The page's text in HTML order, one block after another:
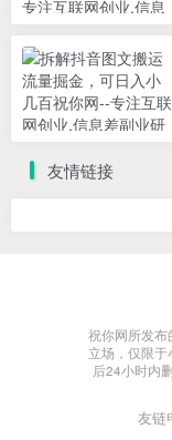
友情链接
祝你网所发布
立场，仅限
后24小时内
友链